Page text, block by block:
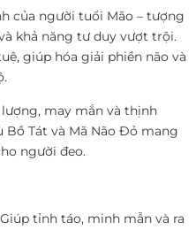
của người tuổi Mão – tượng
khả năng tư duy vượt trội.
giúp hóa giải phiền não và
may mắn và thịnh
Bồ Tát và Mã Não Đỏ mang
người đeo.
tỉnh táo, minh mẫn và ra